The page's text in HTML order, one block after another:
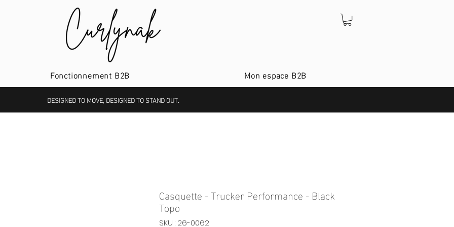
Fonctionnement B2B Mon espace B2B
DESIGNED TO MOVE, DESIGNED TO STAND OUT.
Casquette - Trucker Performance - Black
Topo
SKU : 26-0062